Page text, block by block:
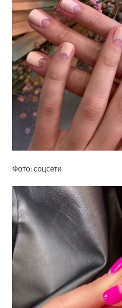
Фото: соцсети